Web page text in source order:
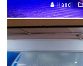
Handi